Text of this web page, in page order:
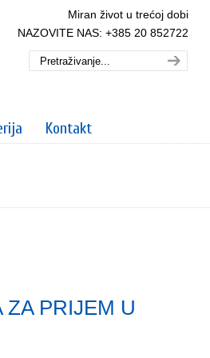
Miran život u trećoj dobi
NAZOVITE NAS: +385 20 852722
Kontakt
ZA PRIJEM U